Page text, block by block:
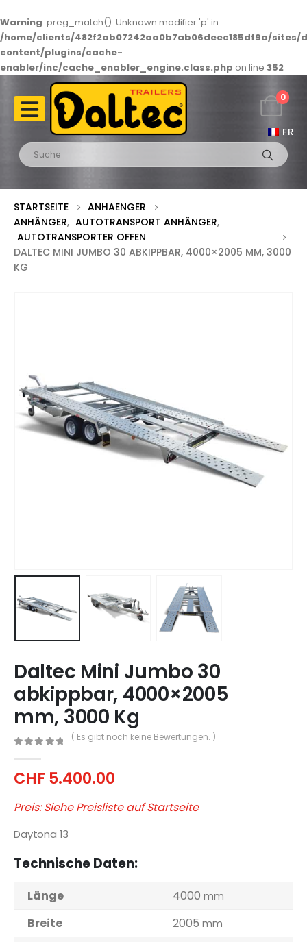
Warning: preg_match(): Unknown modifier 'p' in
/home/clients/482f2ab07242aa0b7ab06deec185df9a/
content/plugins/cache-
enabler/inc/cache_enabler_engine.class.php on line 352
FR
0
STARTSEITE
ANHAENGER
ANHÄNGER, AUTOTRANSPORT ANHÄNGER,
AUTOTRANSPORTER OFFEN
DALTEC MINI JUMBO 30 ABKIPPBAR, 4000×2005 MM, 3000
KG
Daltec Mini Jumbo 30
abkippbar, 4000×2005
mm, 3000 Kg
( Es gibt noch keine Bewertungen. )
CHF5.400.00
Preis: Siehe Preisliste auf Startseite
Daytona 13
Technische Daten:
Länge 4000 mm
Breite 2005 mm